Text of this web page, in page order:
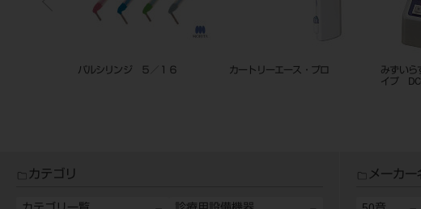
パルシリンジ ５／１６ カートリーエース・プロ
みずいら
イプ DC-
カテゴリ メーカー